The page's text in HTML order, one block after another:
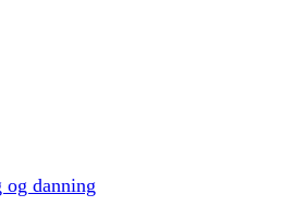
danning